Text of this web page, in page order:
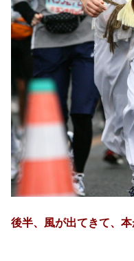
後半、風が出てきて、